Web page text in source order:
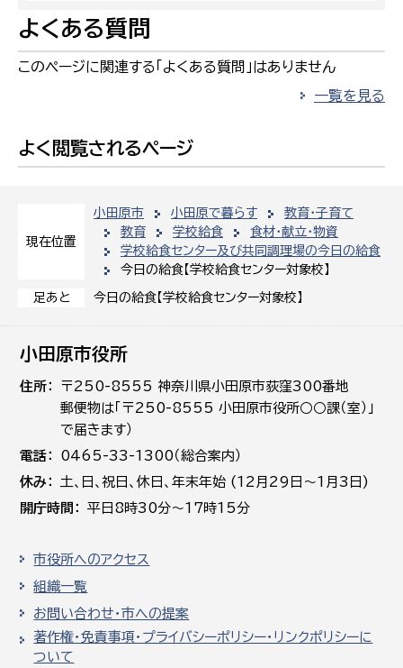
現在位置
小田原市 小田原で暮らす
教育・子育て
教育
学校給食
食材・献立・物資
学校給食センター及び共同調理場の今日の給食
今日の給食【学校給食センター対象校】
足あと 今日の給食【学校給食センター対象校】
よくある質問
このページに関連する「よくある質問」はありません
一覧を見る
よく閲覧されるページ
小田原市役所
住所
〒250-8555 神奈川県小田原市荻窪300番地
郵便物は「〒250-8555 小田原市役所○○課（室）」
で届きます）
電話
0465-33-1300（総合案内）
休み
土､日､祝日、休日、年末年始 (12月29日～1月3日)
開庁時間
平日8時30分～17時15分
市役所へのアクセス
組織一覧
お問い合わせ・市への提案
著作権・免責事項・プライバシーポリシー・リンクポリシーに
ついて